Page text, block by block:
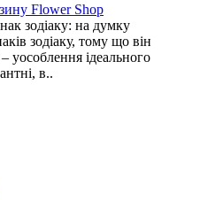
Flower Shop
зодіаку: на думку
зодіаку, тому що він
уособлення ідеального
в..